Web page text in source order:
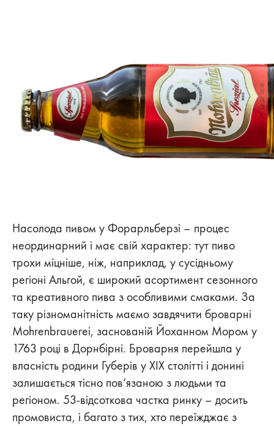
Насолода пивом у Форарльберзі – процес
неординарний і має свій характер: тут пиво
трохи міцніше, ніж, наприклад, у сусідньому
регіоні Альгой, є широкий асортимент сезонного
та креативного пива з особливими смаками. За
таку різноманітність маємо завдячити броварні
Mohrenbrauerei, заснованій Йоханном Мором у
1763 році в Дорнбірні. Броварня перейшла у
власність родини Губерів у ХІХ столітті і донині
залишається тісно пов’язаною з людьми та
регіоном. 53-відсоткова частка ринку – досить
промовиста, і багато з тих, хто переїжджає з